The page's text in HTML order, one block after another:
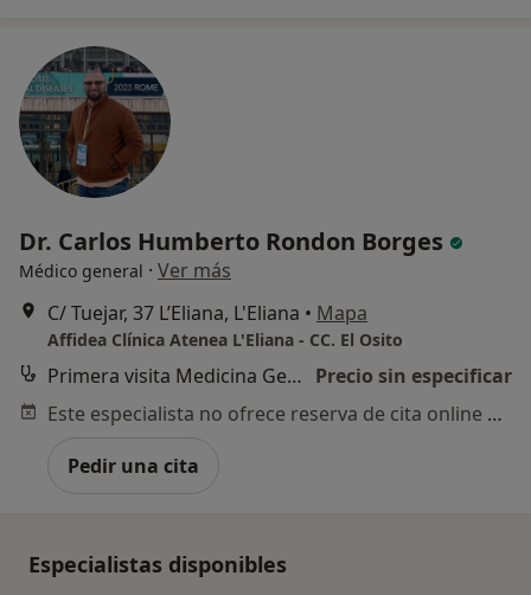
Dr. Carlos Humberto Rondon Borges
Médico general · Ver más
C/ Tuejar, 37 L’Eliana, L'Eliana • Mapa
Affidea Clínica Atenea L'Eliana - CC. El Osito
Primera visita Medicina General Precio sin especificar
Este especialista no ofrece reserva de cita online en esta dirección.
Pedir una cita
Especialistas disponibles